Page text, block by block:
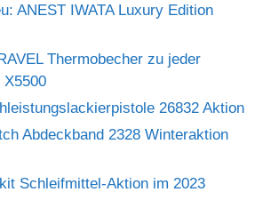
ANEST IWATA Luxury Edition
Thermobecher zu jeder
X5500
26832 Aktion
Abdeckband 2328 Winteraktion
Schleifmittel-Aktion im 2023